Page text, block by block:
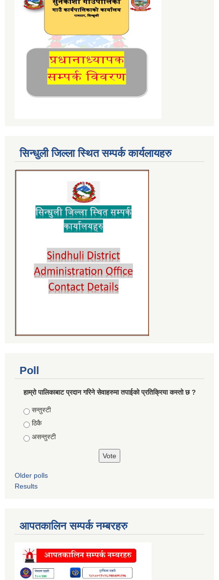
सिन्धुली जिल्ला स्थित सम्पर्क कार्यलायहरु
Poll
हाम्रो पालिकाबाट प्रदान गरिने सेवाहरुमा तपाईको प्रतिक्रिया कस्तो छ ?
Choices
सन्तुस्टी
ठिकै
असन्तुस्टी
Older polls
Results
आपतकालिन सम्पर्क नम्बरहरु